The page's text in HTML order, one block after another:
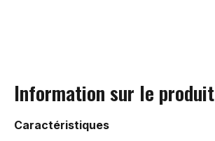
Information sur le produit
Caractéristiques